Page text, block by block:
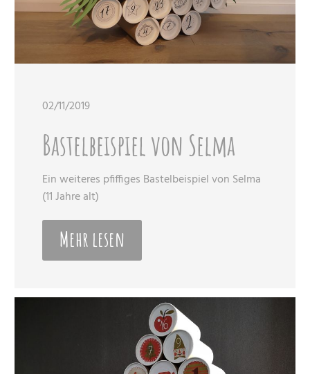
02/11/2019
Bastelbeispiel von Selma
Ein weiteres pfiffiges Bastelbeispiel von Selma
(11 Jahre alt)
Mehr lesen